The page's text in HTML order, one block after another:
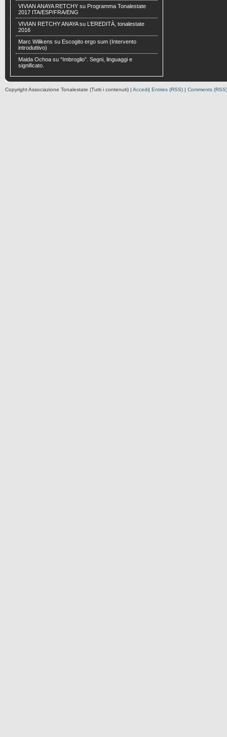
VIVIAN ANAYA RETCHY su Programma Tonalestate
2017 ITA/ESP/FRA/ENG
VIVIAN RETCHY ANAYAsu
L’EREDITÀ, tonalestate
2016
Marc Wilikens su Escogito ergo sum (Intervento
introduttivo)
Maida Ochoa su “Imbroglio”. Segni, linguaggi e
significato.
Copyright Associazione Tonalestate (Tutti i contenuti) | Accedi| Entries (RSS) | Comments (RSS)